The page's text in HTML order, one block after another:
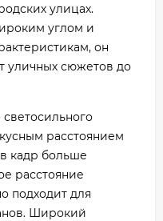
улицах.
углом и
он
уличных сюжетов до
расстоянием
кадр больше
расстояние
подходит для
Широкий